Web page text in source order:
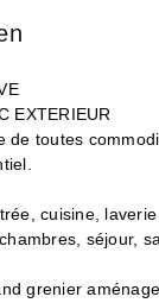
EXTERIEUR
de toutes
cuisine, laverie
séjour,
grenier